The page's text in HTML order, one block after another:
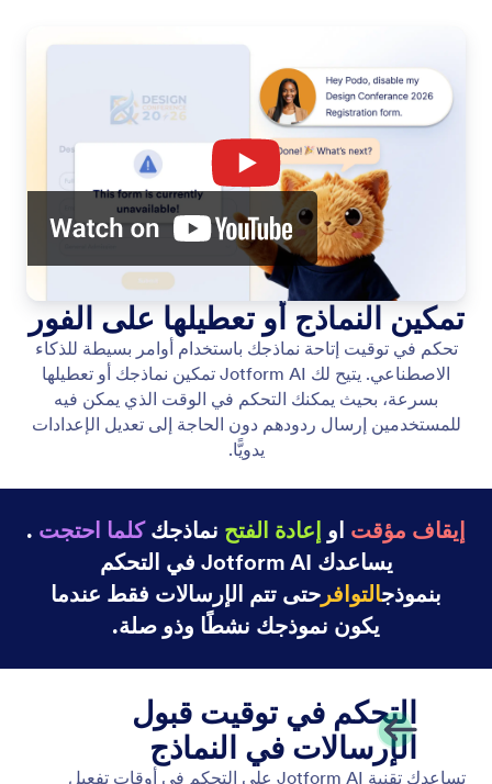
تمكين النماذج أو تعطيلها على الفور
تحكم في توقيت إتاحة نماذجك باستخدام أوامر بسيطة للذكاء
الاصطناعي. يتيح لك Jotform AI تمكين نماذجك أو تعطيلها
بسرعة، بحيث يمكنك التحكم في الوقت الذي يمكن فيه
للمستخدمين إرسال ردودهم دون الحاجة إلى تعديل الإعدادات
يدويًّا.
إيقاف مؤقت او إعادة الفتح نماذجككلما احتجت .
يساعدك Jotform AI في التحكم
بنموذجالتوافرحتى تتم الإرسالات فقط عندما
يكون نموذجك نشطًا وذو صلة.
التحكم في توقيت قبول
الإرسالات في النماذج
تساعدك تقنية Jotform AI على التحكم في أوقات تفعيل